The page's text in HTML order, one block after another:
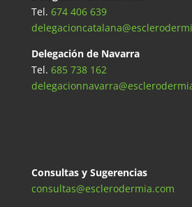
Tel. 674 406 639
Delegación de Navarra
Tel. 685 738 162
Consultas y Sugerencias
consultas@esclerodermia.com